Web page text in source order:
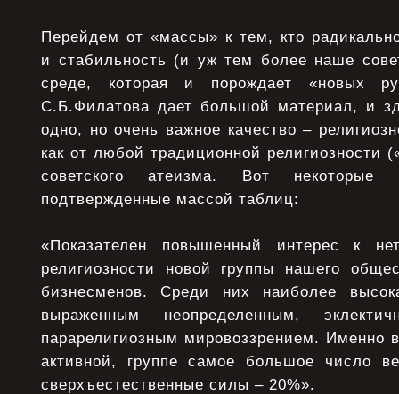
Перейдем от «массы» к тем, кто
и стабильность (и уж тем более наше
среде, которая и порождает «новых
С.Б.Филатова дает большой материал, и
одно, но очень важное качество –
как от любой традиционной религиозности
советского атеизма. Вот
подтвержденные массой таблиц:
«Показателен повышенный интерес к
религиозности новой группы нашего
бизнесменов. Cреди них наиболее
выраженным неопределенным,
парарелигиозным мировоззрением. Именно
активной, группе самое большое число
сверхъестественные силы – 20%».